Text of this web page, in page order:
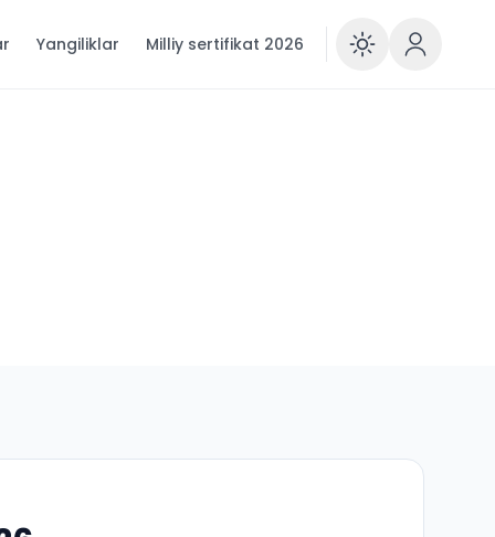
Yangiliklar Milliy sertifikat 2026